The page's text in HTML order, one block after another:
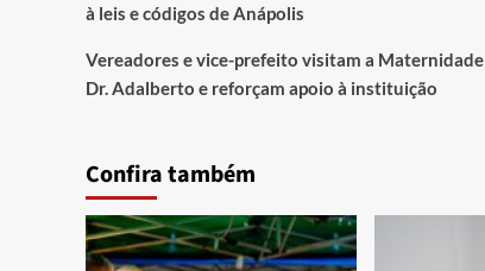
à leis e códigos de Anápolis
Vereadores e vice-prefeito visitam a Maternidade
Dr. Adalberto e reforçam apoio à instituição
Confira também